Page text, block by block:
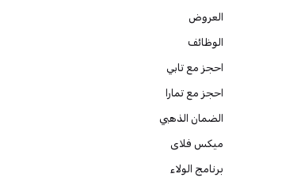
العروض
الوظائف
احجز مع تابي
احجز مع تمارا
الضمان الذهبي
ميكس فلاى
برنامج الولاء